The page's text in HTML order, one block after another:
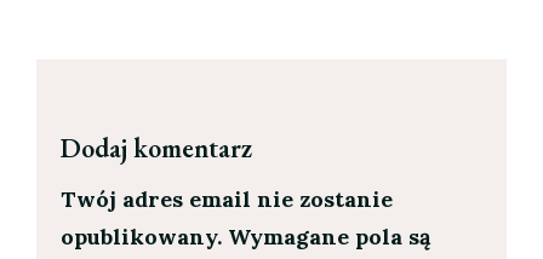
Dodaj komentarz
Twój adres email nie zostanie
opublikowany. Wymagane pola są